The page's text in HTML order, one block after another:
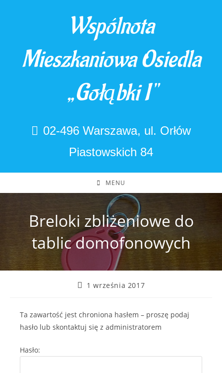
Wspólnota
Mieszkaniowa Osiedla
„Gołąbki I"
02-496 Warszawa, ul. Orłów
Piastowskich 84
MENU
Breloki zbliżeniowe do
tablic domofonowych
Post1 września 2017
Ta zawartość jest chroniona hasłem – proszę podaj
hasło lub skontaktuj się z administratorem
Hasło: